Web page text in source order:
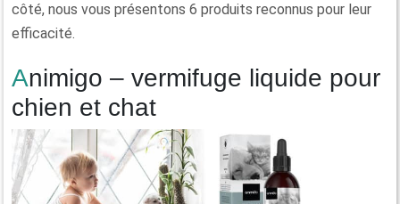
côté, nous vous présentons 6 produits reconnus pour leur
efficacité.
Animigo – vermifuge liquide pour
chien et chat